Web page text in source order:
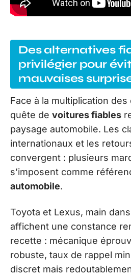
Des alternatives
privilégier pour
mauvaises
Face à la multiplication
quête de voitures fiables
paysage automobile. Les
internationaux et les
convergent : plusieurs
s’imposent comme
automobile.
Toyota et Lexus, main
affichent une constance
recette : mécanique
robuste, taux de rappel
discret mais